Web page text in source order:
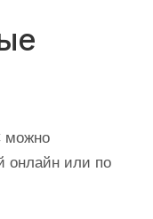
можно
онлайн или по